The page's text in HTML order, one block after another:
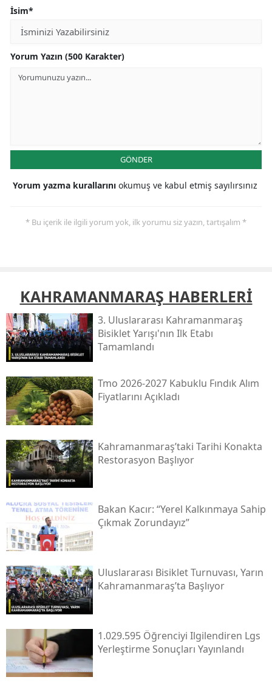
İsim*
Yorum Yazın (500 Karakter)
GÖNDER
Yorum yazma kurallarını okumuş ve kabul etmiş sayılırsınız
* Bu içerik ile ilgili yorum yok, ilk yorumu siz yazın, tartışalım *
KAHRAMANMARAŞ HABERLERİ
3. Uluslararası Kahramanmaraş
Bisiklet Yarışı'nın Ilk Etabı
Tamamlandı
Tmo 2026-2027 Kabuklu Fındık Alım
Fiyatlarını Açıkladı
Kahramanmaraş’taki Tarihi Konakta
Restorasyon Başlıyor
Bakan Kacır: “yerel Kalkınmaya Sahip
Çıkmak Zorundayız”
Uluslararası Bisiklet Turnuvası, Yarın
Kahramanmaraş’ta Başlıyor
1.029.595 Öğrenciyi Ilgilendiren Lgs
Yerleştirme Sonuçları Yayınlandı